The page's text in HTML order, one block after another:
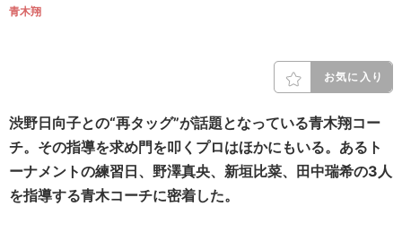
青木翔
お気に入り
渋野日向子との“再タッグ”が話題となっている青木翔コー
チ。その指導を求め門を叩くプロはほかにもいる。あるト
ーナメントの練習日、野澤真央、新垣比菜、田中瑞希の3人
を指導する青木コーチに密着した。